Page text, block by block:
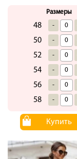
Размеры
48 -
50 -
52 -
54 -
56 -
58 -
Купить